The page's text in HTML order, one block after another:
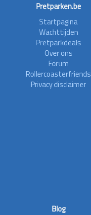
Pretparken.be
Startpagina
Wachttijden
Pretparkdeals
Over ons
Forum
Rollercoasterfriends
Privacy disclaimer
Blog